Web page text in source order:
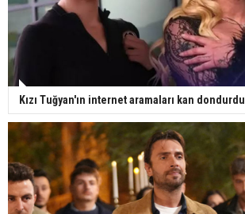
Kızı Tuğyan'ın internet aramaları kan dondurdu